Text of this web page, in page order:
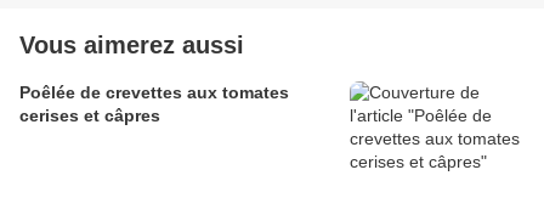
Vous aimerez aussi
Poêlée de crevettes aux tomates
cerises et câpres